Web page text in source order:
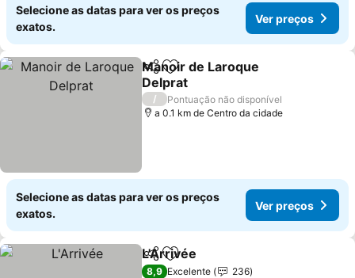
Selecione as datas para ver os preços
exatos.
Ver preços
PartilharAdicionar aos favoritos
Manoir de Laroque
Delprat
Ver preços
/
Pontuação não disponível
a 0.1 km de Centro da cidade
Selecione as datas para ver os preços
exatos.
Ver preços
PartilharAdicionar aos favoritos
L'Arrivée
8,9 Excelente
236